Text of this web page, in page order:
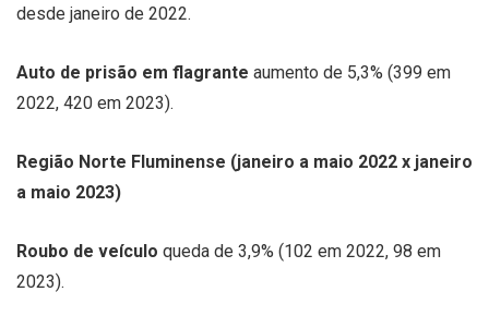
desde janeiro de 2022.
Auto de prisão em flagrante aumento de 5,3% (399 em
2022, 420 em 2023).
Região Norte Fluminense (janeiro a maio 2022 x janeiro
a maio 2023)
Roubo de veículo queda de 3,9% (102 em 2022, 98 em
2023).